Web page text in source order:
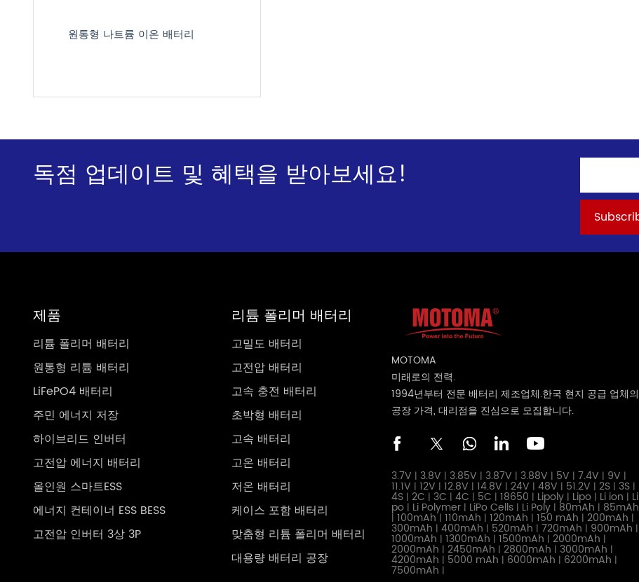
원통형 나트륨 이온 배터리
독점 업데이트 및 혜택을 받아보세요!
제품
리튬 폴리머 배터리
원통형 리튬 배터리
LiFePO4 배터리
주민 에너지 저장
하이브리드 인버터
고전압 에너지 배터리
올인원 스마트ESS
에너지 컨테이너 ESS BESS
고전압 인버터 3상 3P
리튬 폴리머 배터리
고밀도 배터리
고전압 배터리
고속 충전 배터리
초박형 배터리
고속 배터리
고온 배터리
저온 배터리
케이스 포함 배터리
맞춤형 리튬 폴리머 배터리
대용량 배터리 공장
MOTOMA
미래로의 전력.
1994년부터 전문 배터리 제조업체.한국 현지 공급 업체의
공장 가격, 대리점을 진심으로 모집합니다.
3.7V | 3.8V | 3.85V | 3.87V | 3.88V | 5V | 7.4V | 9V |
11.1V |12V |12.8V |14.8V |24V |48V | 51.2V |2S | 3S |
4S |2C | 3C |4C | 5C |18650 | Lipoly | Lipo | Li ion | Li
po | Li Polymer | LiPo Cells | Li Poly | 80mAh | 85mAh
|100mAh |110mAh |120mAh |150 mAh |200mAh |
300mAh |400mAh | 520mAh | 720mAh | 900mAh |
1000mAh |1300mAh |1500mAh |2000mAh |
2000mAh |2450mAh |2800mAh | 3000mAh |
4200mAh | 5000 mAh | 6000mAh | 6200mAh |
7500mAh |